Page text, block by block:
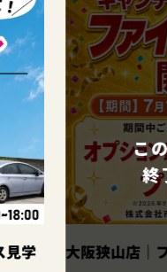
見学 大阪狭山店｜
こ
終